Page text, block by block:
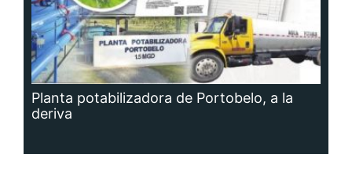
Planta potabilizadora de Portobelo, a la
deriva